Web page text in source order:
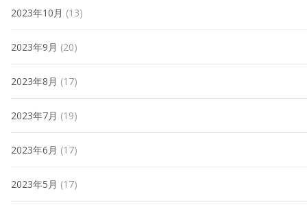
2023年10月 (13)
2023年9月 (20)
2023年8月 (17)
2023年7月 (19)
2023年6月 (17)
2023年5月 (17)